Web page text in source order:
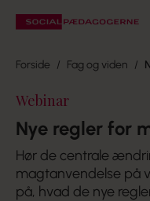
Forside Fag og viden
Webinar
Nye regler for
Hør de centrale
magtanvendelse på
på, hvad de nye